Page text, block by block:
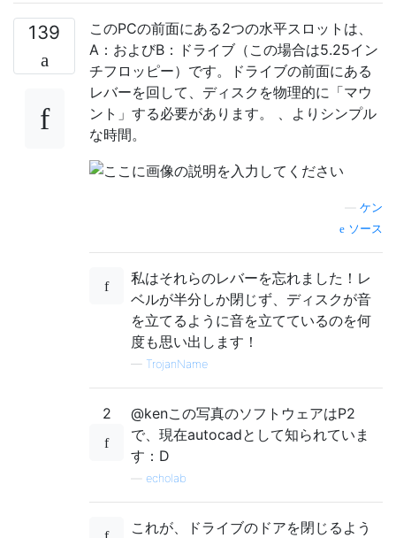
139
このPCの前面にある2つの水平スロットは、
A：およびB：ドライブ（この場合は5.25イン
チフロッピー）です。ドライブの前面にある
レバーを回して、ディスクを物理的に「マウ
ント」する必要があります。 、よりシンプル
な時間。
ケン
ソース
私はそれらのレバーを忘れました！レ
ベルが半分しか閉じず、ディスクが音
を立てるように音を立てているのを何
度も思い出します！
— TrojanName
2
@kenこ​​の写真のソフトウェアはP2
で、現在autocadとして知られていま
す：D
echolab
これが、ドライブのドアを閉じるよう